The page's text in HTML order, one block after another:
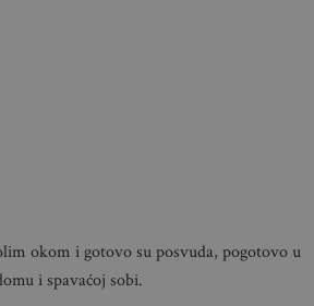
okom i gotovo su posvuda, pogotovo u
i spavaćoj sobi.